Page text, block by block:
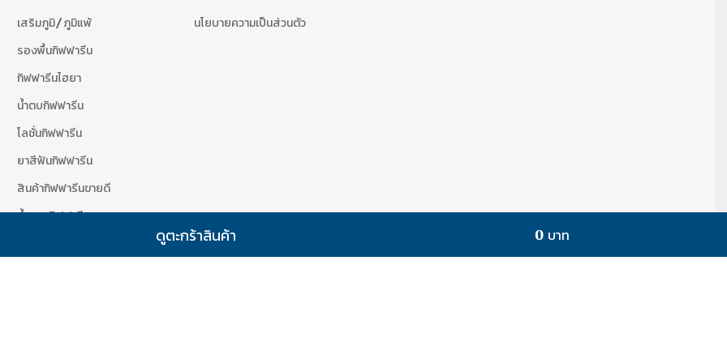
เสริมภูมิ/ภูมิแพ้
รองพื้นกิฟฟารีน
กิฟฟารีนไฮยา
น้ำตบกิฟฟารีน
โลชั่นกิฟฟารีน
ยาสีฟันกิฟฟารีน
สินค้ากิฟฟารีนขายดี
น้ำหอมกิฟฟารีน
นโยบายความเป็นส่วนตัว
ดูตะกร้าสินค้า 0 บาท